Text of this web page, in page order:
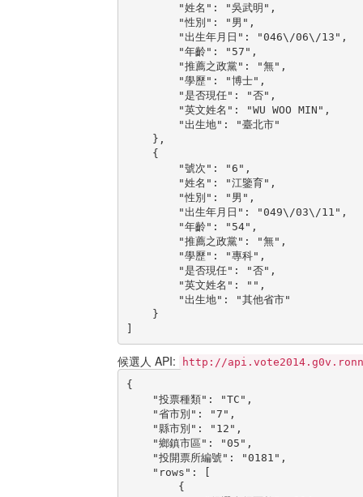
        "姓名": "吳武明",
        "性別": "男",
        "出生年月日": "046\/06\/13",
        "年齡": "57",
        "推薦之政黨": "無",
        "學歷": "博士",
        "是否現任": "否",
        "英文姓名": "WU WOO MIN",
        "出生地": "臺北市"
    },
    {
        "號次": "6",
        "姓名": "江鑒育",
        "性別": "男",
        "出生年月日": "049\/03\/11",
        "年齡": "54",
        "推薦之政黨": "無",
        "學歷": "專科",
        "是否現任": "否",
        "英文姓名": "",
        "出生地": "其他省市"
    }
]
候選人 API:
http://
{
    "投票種類": "TC",
    "省市別": "7",
    "縣市別": "12",
    "鄉鎮市區": "05",
    "投開票所編號": "0181",
    "rows": [
        {